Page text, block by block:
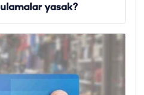
yasak?